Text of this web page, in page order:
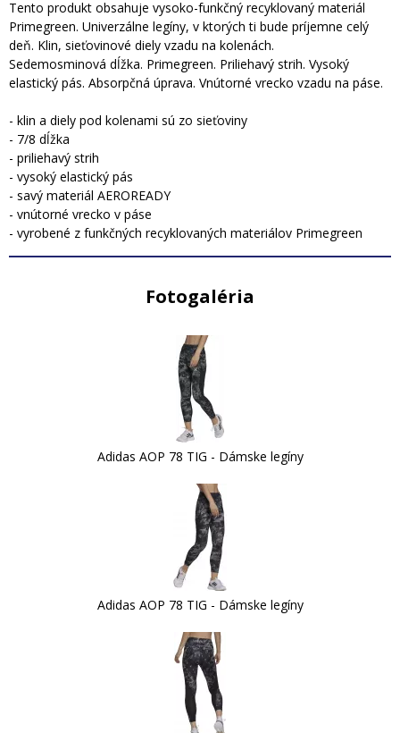
Tento produkt obsahuje vysoko-funkčný recyklovaný materiál
Primegreen. Univerzálne legíny, v ktorých ti bude príjemne celý
deň. Klin, sieťovinové diely vzadu na kolenách.
Sedemosminová dĺžka. Primegreen. Priliehavý strih. Vysoký
elastický pás. Absorpčná úprava. Vnútorné vrecko vzadu na páse.
- klin a diely pod kolenami sú zo sieťoviny
- 7/8 dĺžka
- priliehavý strih
- vysoký elastický pás
- savý materiál AEROREADY
- vnútorné vrecko v páse
- vyrobené z funkčných recyklovaných materiálov Primegreen
Fotogaléria
Adidas AOP 78 TIG - Dámske legíny
Adidas AOP 78 TIG - Dámske legíny